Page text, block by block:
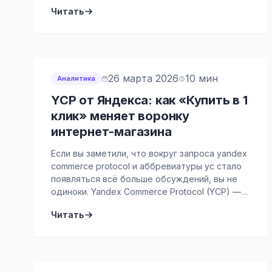
коммуникации. Но эти данные редко
в […]
Читать
Аналитика 26 марта 2026 10 мин
YCP от Яндекса: как «Купить в 1
клик» меняет воронку
интернет-магазина
Если вы заметили, что вокруг запроса yandex
commerce protocol и аббревиатуры yc стало
появляться всё больше обсуждений, вы не
одиноки. Yandex Commerce Protocol (YCP) —
интернет-магазин взаимодействует с
Читать